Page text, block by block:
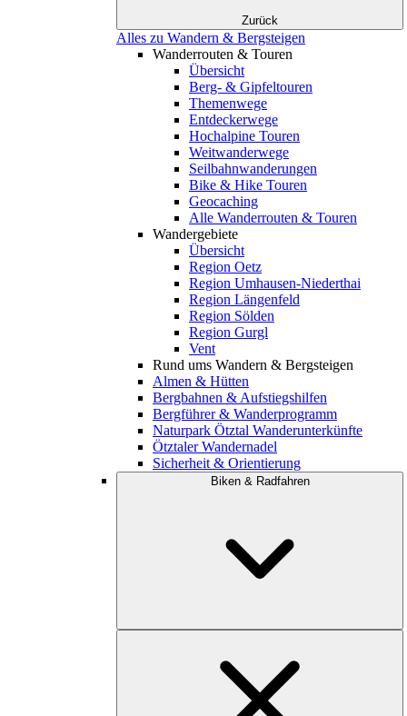
Zurück
Alles zu Wandern & Bergsteigen
Wanderrouten & Touren
Übersicht
Berg- & Gipfeltouren
Themenwege
Entdeckerwege
Hochalpine Touren
Weitwanderwege
Seilbahnwanderungen
Bike & Hike Touren
Geocaching
Alle Wanderrouten & Touren
Wandergebiete
Übersicht
Region Oetz
Region Umhausen-Niederthai
Region Längenfeld
Region Sölden
Region Gurgl
Vent
Rund ums Wandern & Bergsteigen
Almen & Hütten
Bergbahnen & Aufstiegshilfen
Bergführer & Wanderprogramm
Naturpark Ötztal Wanderunterkünfte
Ötztaler Wandernadel
Sicherheit & Orientierung
Biken & Radfahren